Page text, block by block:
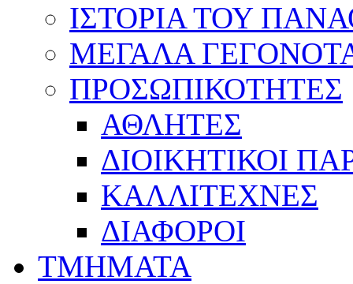
ΙΣΤΟΡΙΑ ΤΟΥ
ΜΕΓΑΛΑ
ΠΡΟΣΩΠΙΚΟΤΗΤΕΣ
ΑΘΛΗΤΕΣ
ΔΙΟΙΚΗΤΙΚΟΙ
ΚΑΛΛΙΤΕΧΝΕΣ
ΔΙΑΦΟΡΟΙ
ΤΜΗΜΑΤΑ